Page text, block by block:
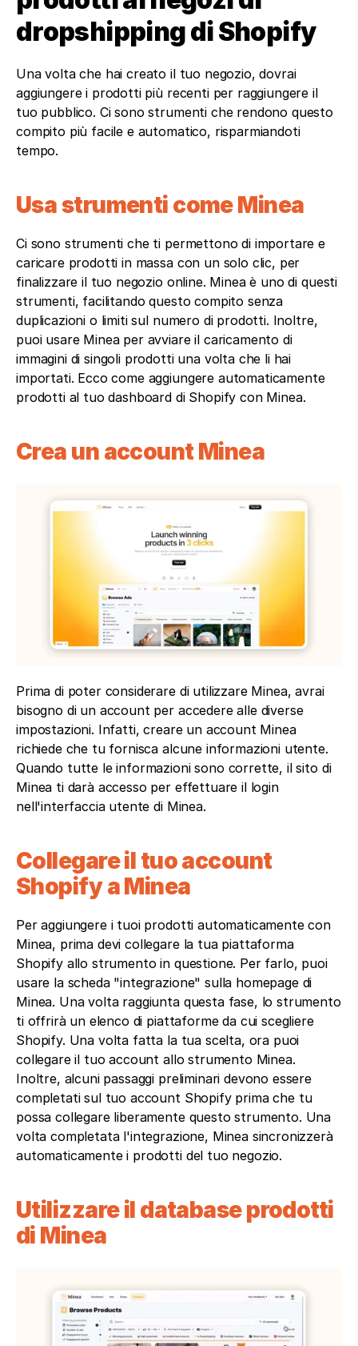
dropshipping di Shopify
Una volta che hai creato il tuo negozio, dovrai
aggiungere i prodotti più recenti per raggiungere il
tuo pubblico. Ci sono strumenti che rendono questo
compito più facile e automatico, risparmiandoti
tempo.
Usa strumenti come Minea
Ci sono strumenti che ti permettono di importare e
caricare prodotti in massa con un solo clic, per
finalizzare il tuo negozio online. Minea è uno di questi
strumenti, facilitando questo compito senza
duplicazioni o limiti sul numero di prodotti. Inoltre,
puoi usare Minea per avviare il caricamento di
immagini di singoli prodotti una volta che li hai
importati. Ecco come aggiungere automaticamente
prodotti al tuo dashboard di Shopify con Minea.
Crea un account Minea
Prima di poter considerare di utilizzare Minea, avrai
bisogno di un account per accedere alle diverse
impostazioni. Infatti, creare un account Minea
richiede che tu fornisca alcune informazioni utente.
Quando tutte le informazioni sono corrette, il sito di
Minea ti darà accesso per effettuare il login
nell'interfaccia utente di Minea.
Collegare il tuo account
Shopify a Minea
Per aggiungere i tuoi prodotti automaticamente con
Minea, prima devi collegare la tua piattaforma
Shopify allo strumento in questione. Per farlo, puoi
usare la scheda "integrazione" sulla homepage di
Minea. Una volta raggiunta questa fase, lo strumento
ti offrirà un elenco di piattaforme da cui scegliere
Shopify. Una volta fatta la tua scelta, ora puoi
collegare il tuo account allo strumento Minea.
Inoltre, alcuni passaggi preliminari devono essere
completati sul tuo account Shopify prima che tu
possa collegare liberamente questo strumento. Una
volta completata l'integrazione, Minea sincronizzerà
automaticamente i prodotti del tuo negozio.
Utilizzare il database prodotti
di Minea